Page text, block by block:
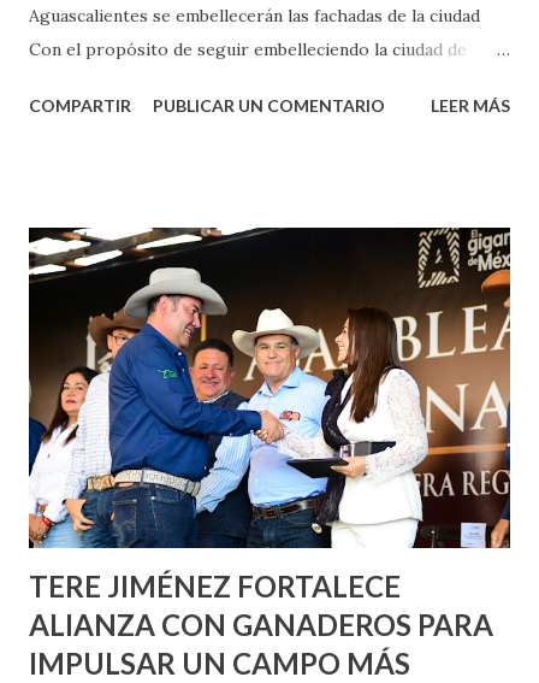
Aguascalientes se embellecerán las fachadas de la ciudad
Con el propósito de seguir embelleciendo la ciudad de
municipal, Leo Montañez dio inicio al programa
Corazón Urbano y el Municipio capital. Leo Montañez
informó que en este programa se usarán cerca de 90 mil
metros cuadrados de pintura, para dar inicio en la calle
Nieto, entre Jesús F. Elizondo y la calle 22 de Octubre, con
lo que se aplicará pintura en 66 casas. Posteriormente se
llevará este programa a Villas de Nuestra Señora de la
Asunción, Avenida Alameda y Decreto 27 de Septiembre, en
los edificios FOVISSSTE Ojo de Agua, en la comunidad
Norias de Paso Hondo y en los edificios de...
COMPARTIR PUBLICAR UN COMENTARIO LEER MÁS
TERE JIMÉNEZ FORTALECE
ALIANZA CON GANADEROS PARA
IMPULSAR UN CAMPO MÁS